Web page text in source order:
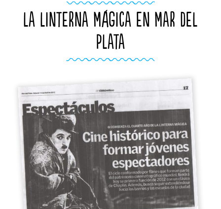
LA LINTERNA MÁGICA EN MAR DEL
PLATA